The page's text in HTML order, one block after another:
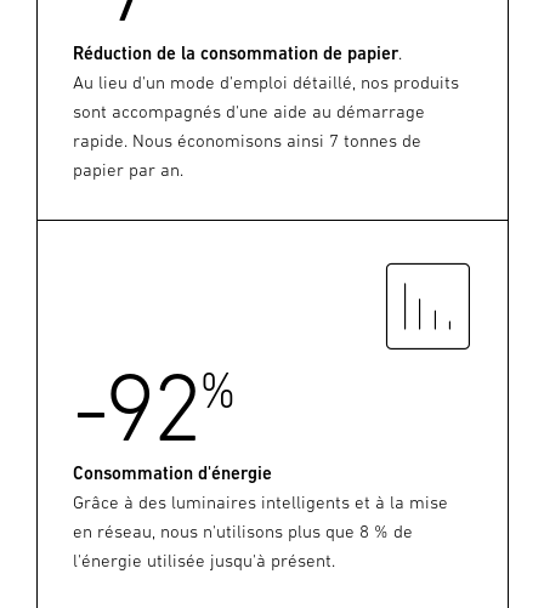
Réduction de la consommation de papier.
Au lieu d'un mode d'emploi détaillé, nos produits
sont accompagnés d'une aide au démarrage
rapide. Nous économisons ainsi 7 tonnes de
papier par an.
-92%
Consommation d'énergie
Grâce à des luminaires intelligents et à la mise
en réseau, nous n'utilisons plus que 8 % de
l'énergie utilisée jusqu'à présent.